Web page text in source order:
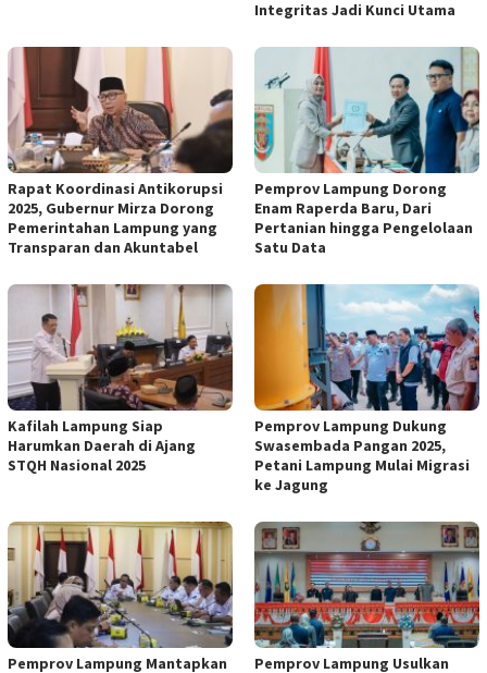
Integritas Jadi Kunci Utama
Rapat Koordinasi Antikorupsi
2025, Gubernur Mirza Dorong
Pemerintahan Lampung yang
Transparan dan Akuntabel
Pemprov Lampung Dorong
Enam Raperda Baru, Dari
Pertanian hingga Pengelolaan
Satu Data
Kafilah Lampung Siap
Harumkan Daerah di Ajang
STQH Nasional 2025
Pemprov Lampung Dukung
Swasembada Pangan 2025,
Petani Lampung Mulai Migrasi
ke Jagung
Pemprov Lampung Mantapkan Pemprov Lampung Usulkan